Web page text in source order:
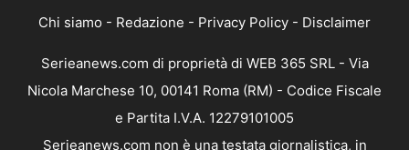
Chi siamo - Redazione - Privacy Policy - Disclaimer
Serieanews.com di proprietà di WEB 365 SRL - Via
Nicola Marchese 10, 00141 Roma (RM) - Codice Fiscale
e Partita I.V.A. 12279101005
Serieanews.com non è una testata giornalistica, in